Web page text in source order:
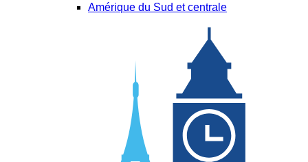
Amérique du Sud et centrale